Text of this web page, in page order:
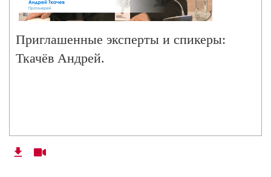
Приглашенные эксперты и спикеры:
Ткачёв Андрей.